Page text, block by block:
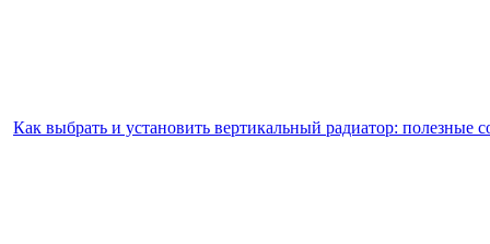
Как выбрать и установить вертикальный радиатор: полезные